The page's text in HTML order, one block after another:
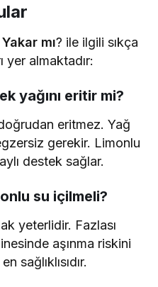
mı? ile ilgili sıkça
yer almaktadır:
yağını eritir mi?
eritmez. Yağ
gerekir. Limonlu
destek sağlar.
su içilmeli?
yeterlidir. Fazlası
aşınma riskini
sağlıklısıdır.